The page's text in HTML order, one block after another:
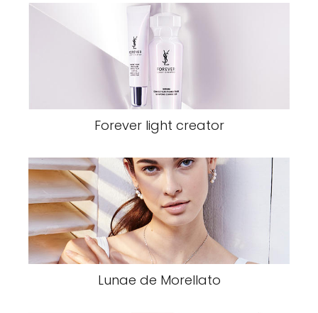
Forever light creator
Lunae de Morellato